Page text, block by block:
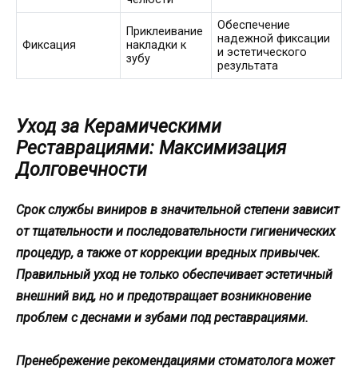
Фиксация
Приклеивание
накладки к
зубу
Обеспечение
надежной фиксации
и эстетического
результата
Уход за Керамическими
Реставрациями: Максимизация
Долговечности
Срок службы виниров в значительной степени зависит
от тщательности и последовательности гигиенических
процедур, а также от коррекции вредных привычек.
Правильный уход не только обеспечивает эстетичный
внешний вид, но и предотвращает возникновение
проблем с деснами и зубами под реставрациями.
Пренебрежение рекомендациями стоматолога может